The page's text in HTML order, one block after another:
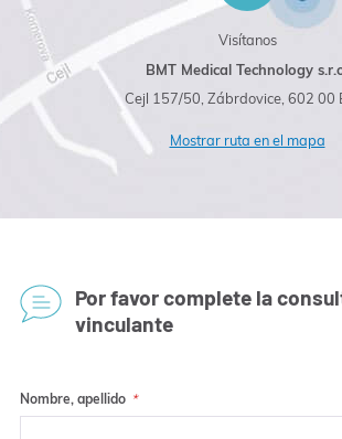
Visítanos
BMT Medical Technology
Cejl 157/50, Zábrdovice, 602 00
Mostrar ruta en el mapa
Por favor complete la
vinculante
Nombre, apellido